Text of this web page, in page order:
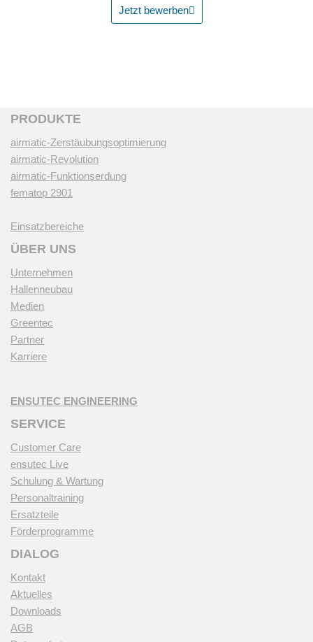
Jetzt bewerben
PRODUKTE
airmatic-Zerstäubungsoptimierung
airmatic-Revolution
airmatic-Funktionserdung
fematop 2901
Einsatzbereiche
ÜBER UNS
Unternehmen
Hallenneubau
Medien
Greentec
Partner
Karriere
ENSUTEC ENGINEERING
SERVICE
Customer Care
ensutec Live
Schulung & Wartung
Personaltraining
Ersatzteile
Förderprogramme
DIALOG
Kontakt
Aktuelles
Downloads
AGB